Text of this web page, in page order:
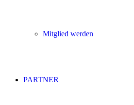
Mitglied werden
PARTNER